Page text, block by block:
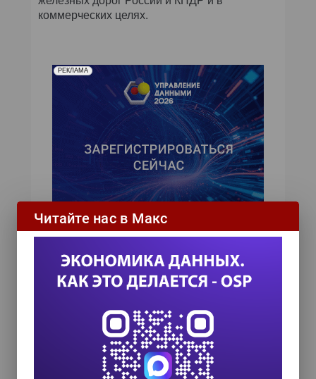
коммерческих целях.
РЕКЛАМА
ИТ-календарь
III Международный технологический конгресс
8 сентября 2026
Форум ProcessTech
18 сентября 2026
Управление данными 2026
Читайте нас в Макс